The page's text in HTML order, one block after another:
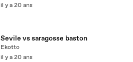
il y a 20 ans
Sevile vs saragosse baston
Ekotto
il y a 20 ans